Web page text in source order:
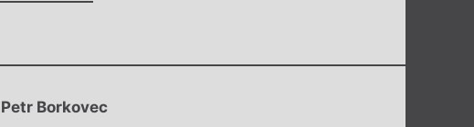
Petr Borkovec